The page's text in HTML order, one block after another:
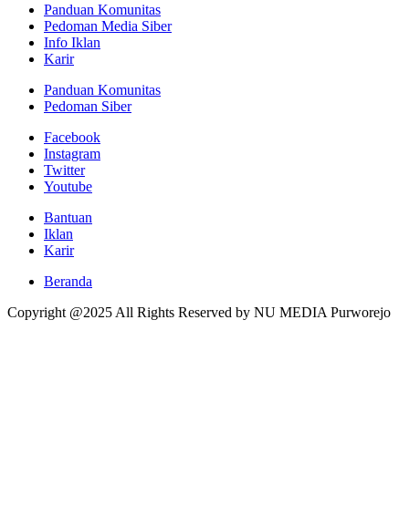
Panduan Komunitas
Pedoman Media Siber
Info Iklan
Karir
Panduan Komunitas
Pedoman Siber
Facebook
Instagram
Twitter
Youtube
Bantuan
Iklan
Karir
Beranda
Copyright @2025 All Rights Reserved by NU MEDIA Purworejo